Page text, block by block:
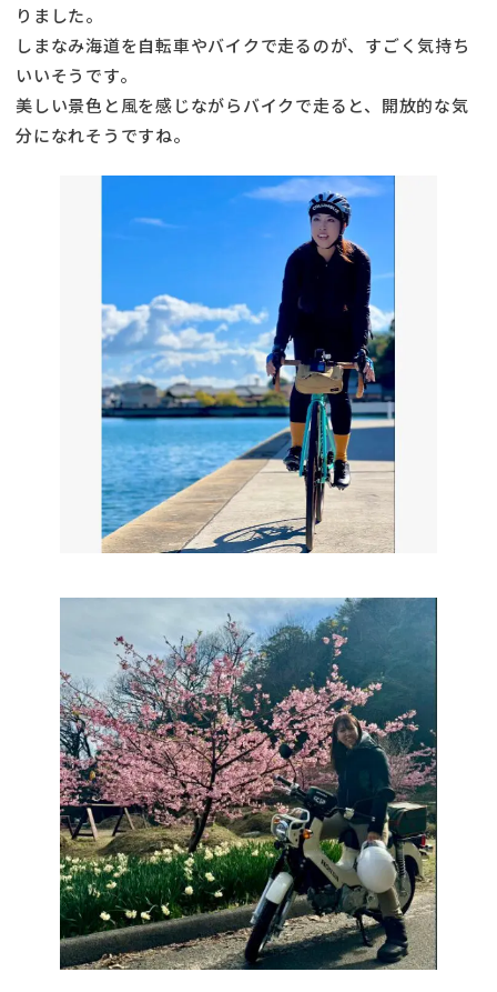
りました。
しまなみ海道を自転車やバイクで走るのが、すごく気持ち
いいそうです。
美しい景色と風を感じながらバイクで走ると、開放的な気
分になれそうですね。